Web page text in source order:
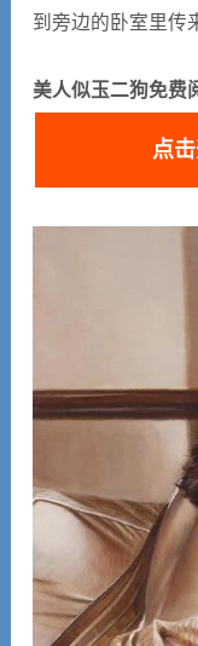
滴滴车主司机端下
到旁边的卧室里
美人似玉二狗免费
点